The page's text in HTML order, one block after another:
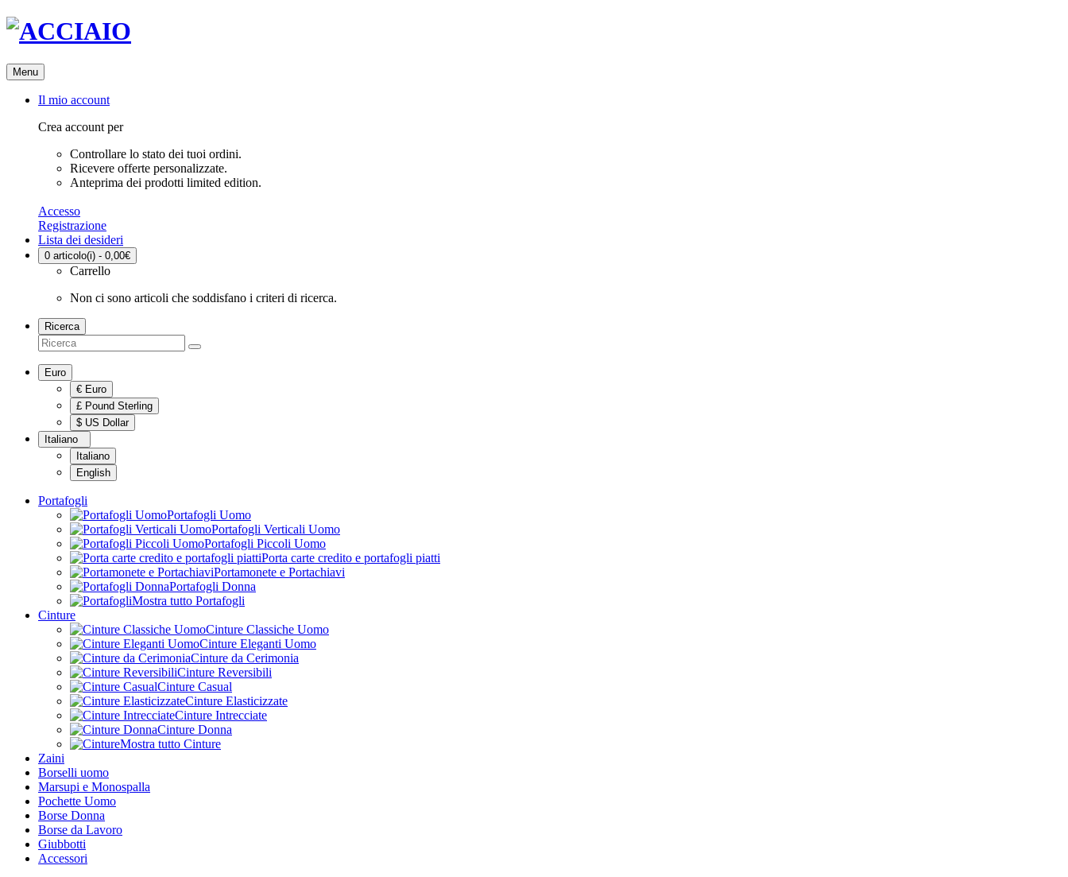
Menu
Il mio account
Crea account per
Controllare lo stato dei tuoi ordini.
Ricevere offerte personalizzate.
Anteprima dei prodotti limited edition.
Accesso
Registrazione
Lista dei desideri
0 articolo(i) - 0,00€
Carrello
Non ci sono articoli che soddisfano i criteri di ricerca.
Ricerca
Euro
€ Euro
£ Pound Sterling
$ US Dollar
Italiano
Italiano
English
Portafogli
Portafogli Uomo
Portafogli Verticali Uomo
Portafogli Piccoli Uomo
Porta carte credito e portafogli piatti
Portamonete e Portachiavi
Portafogli Donna
Mostra tutto Portafogli
Cinture
Cinture Classiche Uomo
Cinture Eleganti Uomo
Cinture da Cerimonia
Cinture Reversibili
Cinture Casual
Cinture Elasticizzate
Cinture Intrecciate
Cinture Donna
Mostra tutto Cinture
Zaini
Borselli uomo
Marsupi e Monospalla
Pochette Uomo
Borse Donna
Borse da Lavoro
Giubbotti
Accessori